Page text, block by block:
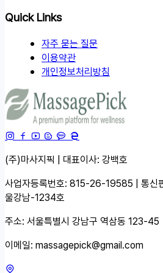
Quick Links
자주 묻는 질문
이용약관
개인정보처리방침
(주)마사지픽 | 대표이사: 강백호
사업자등록번호: 815-26-19585 | 통신
울강남-1234호
주소: 서울특별시 강남구 역삼동 123-45
이메일: massagepick@gmail.com